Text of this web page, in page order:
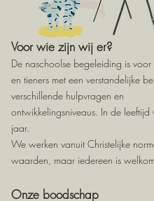
Voor wie zijn wij er?
De naschoolse begeleiding is
en tieners met een verstandelijke
verschillende hulpvragen en
ontwikkelingsniveaus. In de
jaar.
We werken vanuit Christelijke
waarden, maar iedereen is
Onze boodschap